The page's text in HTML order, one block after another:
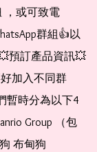
，或可致電
群組👍以
預訂產品資訊💥
加入不同群
暫時分為以下4
Group （包
布甸狗